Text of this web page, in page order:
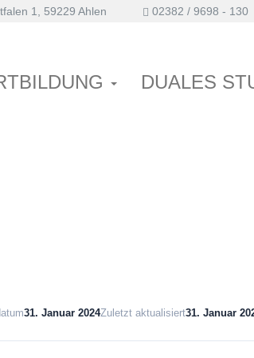
1, 59229 Ahlen 02382 / 9698 - 130
DUALES
2. Tag
31. Januar 2024Zuletzt aktualisiert31. Januar